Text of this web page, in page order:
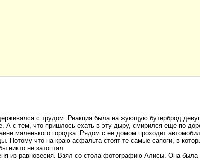
с трудом. Реакция была на жующую бутерброд
А с тем, что пришлось ехать в эту дыру, смирился еще по
маленького городка. Рядом с ее домом проходит
Потому что на краю асфальта стоят те самые сапоги, в
никто не затоптал.
из равновесия. Взял со стола фотографию Алисы. Она